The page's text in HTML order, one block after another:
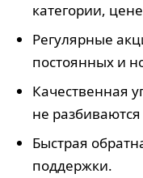
категории,
Регулярные
постоянных и
Качественная
не
Быстрая
поддержки.